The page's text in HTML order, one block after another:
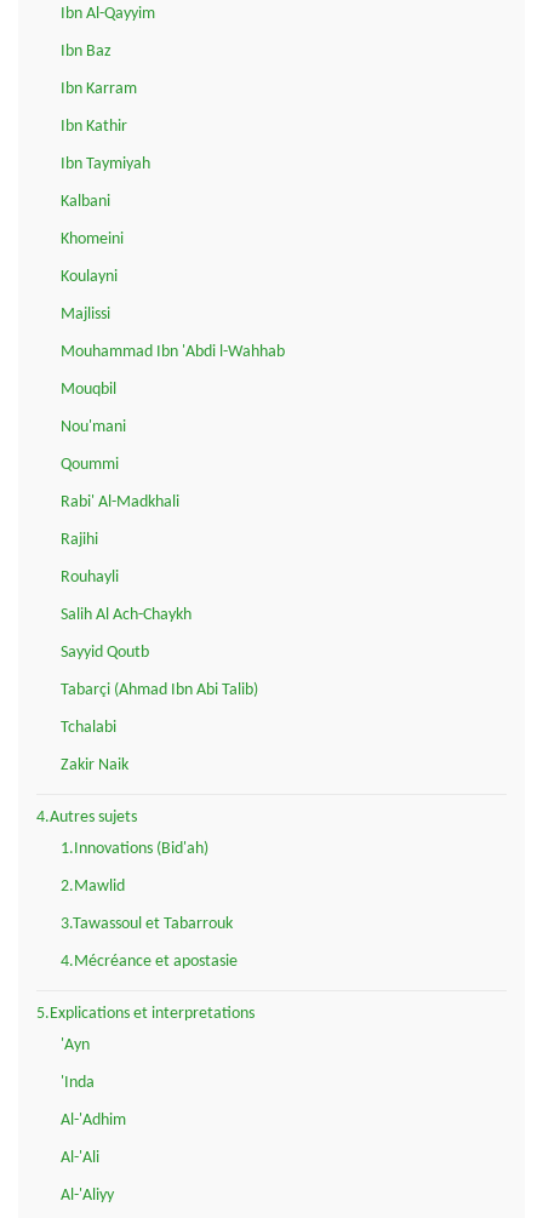
Ibn Al-Qayyim
Ibn Baz
Ibn Karram
Ibn Kathir
Ibn Taymiyah
Kalbani
Khomeini
Koulayni
Majlissi
Mouhammad Ibn 'Abdi l-Wahhab
Mouqbil
Nou'mani
Qoummi
Rabi' Al-Madkhali
Rajihi
Rouhayli
Salih Al Ach-Chaykh
Sayyid Qoutb
Tabarçi (Ahmad Ibn Abi Talib)
Tchalabi
Zakir Naik
4.Autres sujets
1.Innovations (Bid'ah)
2.Mawlid
3.Tawassoul et Tabarrouk
4.Mécréance et apostasie
5.Explications et interpretations
'Ayn
'Inda
Al-'Adhim
Al-'Ali
Al-'Aliyy